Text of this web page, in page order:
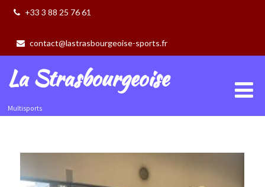
+33 3 88 25 76 61
contact@lastrasbourgeoise-sports.fr
La Strasbourgeoise
Multisports